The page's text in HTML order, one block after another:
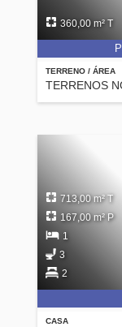
TERRENO / ÁREA
360,00 m² T
CASA
713,00 m² T
167,00 m² P
1
3
2